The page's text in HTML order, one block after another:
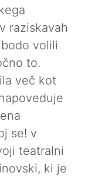
raziskavah
volili
to.
več kot
se! v
teatralni
ki je